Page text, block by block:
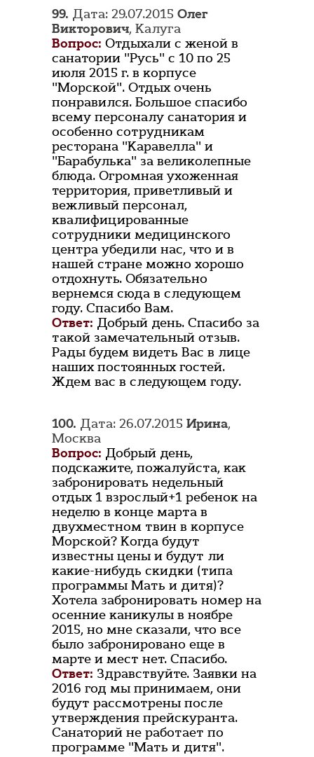
99. Дата: 29.07.2015 Олег
Викторович, Калуга
Вопрос: Отдыхали с женой в
санатории "Русь" с 10 по 25
июля 2015 г. в корпусе
"Морской". Отдых очень
понравился. Большое спасибо
всему персоналу санатория и
особенно сотрудникам
ресторана "Каравелла" и
"Барабулька" за великолепные
блюда. Огромная ухоженная
территория, приветливый и
вежливый персонал,
квалифицированные
сотрудники медицинского
центра убедили нас, что и в
нашей стране можно хорошо
отдохнуть. Обязательно
вернемся сюда в следующем
году. Спасибо Вам.
Ответ: Добрый день. Спасибо за
такой замечательный отзыв.
Рады будем видеть Вас в лице
наших постоянных гостей.
Ждем вас в следующем году.
100. Дата: 26.07.2015 Ирина,
Москва
Вопрос: Добрый день,
подскажите, пожалуйста, как
забронировать недельный
отдых 1 взрослый+1 ребенок на
неделю в конце марта в
двухместном твин в корпусе
Морской? Когда будут
известны цены и будут ли
какие-нибудь скидки (типа
программы Мать и дитя)?
Хотела забронировать номер на
осенние каникулы в ноябре
2015, но мне сказали, что все
было забронировано еще в
марте и мест нет. Спасибо.
Ответ: Здравствуйте. Заявки на
2016 год мы принимаем, они
будут рассмотрены после
утверждения прейскуранта.
Санаторий не работает по
программе "Мать и дитя".